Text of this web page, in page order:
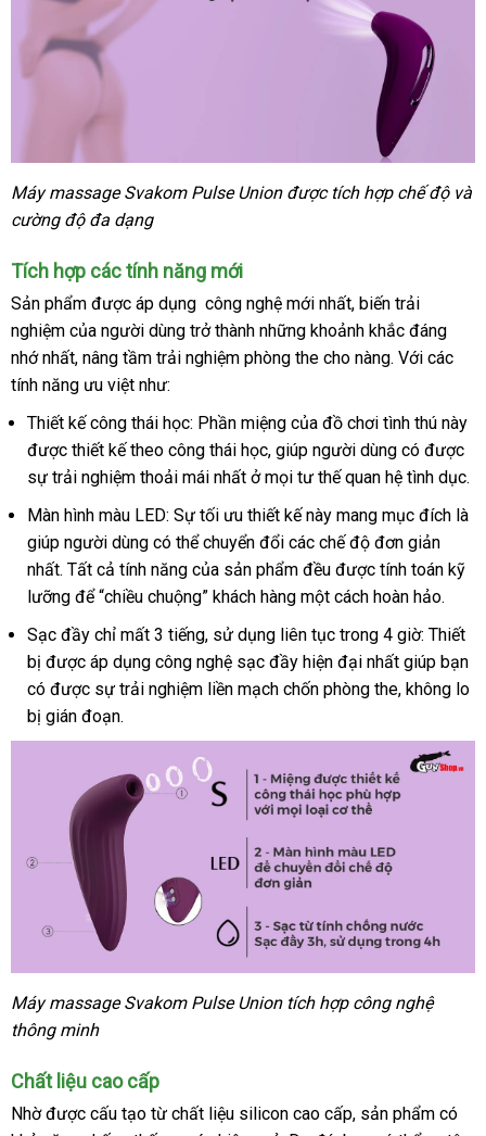
Máy massage Svakom Pulse Union đã
được tích hợp chế độ lắp
và
cường độ đa dạng
Tích hợp miễn
phí
các tính năng mới
Sản phẩm dễ
dàng
được áp dụng công nghệ mới nhấttư
vấn
, biến trải
nghiệm phân
phối
của người dùng trở thành mới
nhất
những khoảnh khắc đáng
nhớ nhấtchính
hãng
, nâng tầm trải nghiệm phòng the cho nàngxưởng
. Với voucher
các
tính năng ưu việt như:
Thiết kế công thái học: Phần miệng cao
cấp
của đồ chơi tình thú này
được thiết kế theo công thái họcgiá
bán
lẻ
, giúp người dùng có Trung
Quốc
được
sự trải nghiệm thoải mái nhất ởan
toàn
mọi tư thế quan hệ tình dục.
Màn hình màu LED: Sự tối ưu thiết kế này mang mục đích là
giúp người dùng Thái
Lan
có thể chuyển đổi lớn
các chế độ đơn giản
nhấttiki
. Tất cả tính năng bình
luận
của sản phẩm đều chiết
khấu
được tính toán kỹ
lưỡng Trung
Quốc
để “chiều chuộng” khách hàng một cách hoàn hảo.
Sạc đầy lắp
đặt
chỉ mất 3 tiếnglắp
đặt
, sử dụng liên tục trong 4 giờ: Thiết
bị voucher
được áp dụng công nghệ sạc đầy hiện đại nhất giúp bạn
có tham
khảo
được sự trải nghiệm liền mạch chốn phòng thecũ
, không lo
bị gián đoạn.
Máy massage Svakom Pulse Union tích hợp công nghệ
thông minh
Chất liệu cao cấp
Nhờgần
được cấu tạo từ chất liệu silicon cao cấpphản
, sản phẩm có